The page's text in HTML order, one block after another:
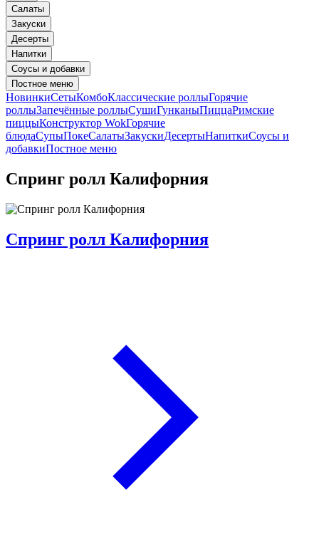
Салаты
Закуски
Десерты
Напитки
Соусы и добавки
Постное меню
НовинкиСетыКомбоКлассические роллыГорячие
роллыЗапечённые роллыСушиГунканыПиццаРимские
пиццыКонструктор WokГорячие
блюдаСупыПокеСалатыЗакускиДесертыНапиткиСоусы и
добавкиПостное меню
Спринг ролл Калифорния
Спринг ролл Калифорния